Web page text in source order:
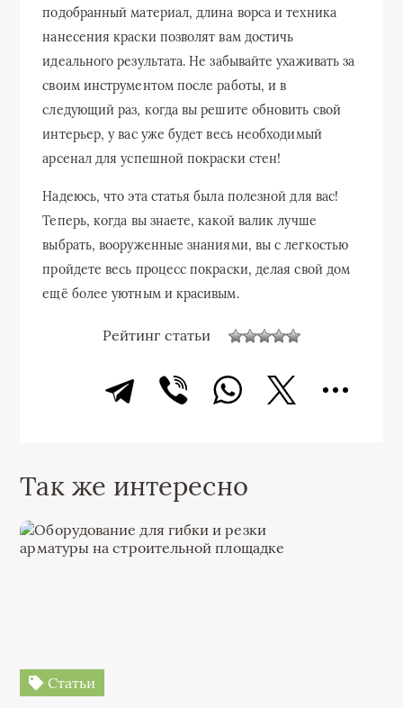
подобранный материал, длина ворса и техника
нанесения краски позволят вам достичь
идеального результата. Не забывайте ухаживать за
своим инструментом после работы, и в
следующий раз, когда вы решите обновить свой
интерьер, у вас уже будет весь необходимый
арсенал для успешной покраски стен!
Надеюсь, что эта статья была полезной для вас!
Теперь, когда вы знаете, какой валик лучше
выбрать, вооруженные знаниями, вы с легкостью
пройдете весь процесс покраски, делая свой дом
ещё более уютным и красивым.
Рейтинг статьи
Так же интересно
Статьи